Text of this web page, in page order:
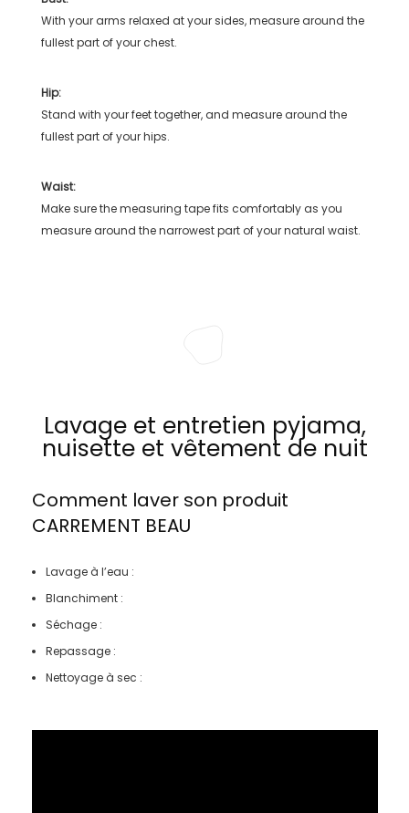
With your arms relaxed at your sides, measure around the
fullest part of your chest.
Hip:
Stand with your feet together, and measure around the
fullest part of your hips.
Waist:
Make sure the measuring tape fits comfortably as you
measure around the narrowest part of your natural waist.
Lavage et entretien pyjama,
nuisette et vêtement de nuit
Comment laver son produit
CARREMENT BEAU
Lavage à l’eau :
Blanchiment :
Séchage :
Repassage :
Nettoyage à sec :